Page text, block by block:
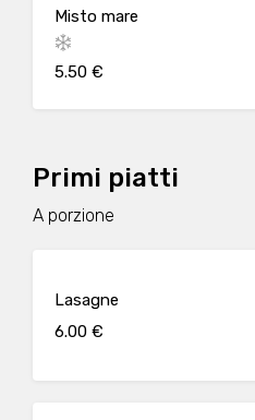
Misto mare
5.50 €
Primi piatti
A porzione
Lasagne
6.00 €